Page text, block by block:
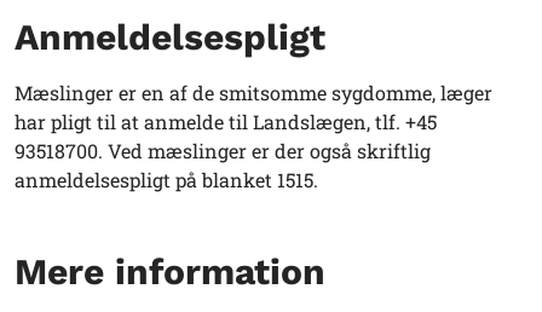
Anmeldelsespligt
Mæslinger er en af de smitsomme sygdomme, læger
har pligt til at anmelde til Landslægen, tlf. +45
93518700. Ved mæslinger er der også skriftlig
anmeldelsespligt på blanket 1515.
Mere information